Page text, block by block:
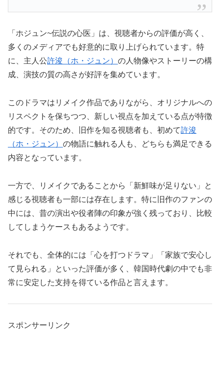
「ホジュン~伝説の心医」は、視聴者からの評価が高く、
多くのメディアでも好意的に取り上げられています。特
に、主人公許浚（ホ・ジュン） の人物像やストーリーの構
成、演技の質の高さが好評を集めています。
このドラマはリメイク作品でありながら、オリジナルへの
リスペクトを保ちつつ、新しい視点を加えている点が特徴
的です。そのため、旧作を知る視聴者も、初めて許浚
（ホ・ジュン） の物語に触れる人も、どちらも満足できる
内容となっています。
一方で、リメイクであることから「新鮮味が足りない」と
感じる視聴者も一部には存在します。特に旧作のファンの
中には、昔の演出や役者陣の印象が強く残っており、比較
してしまうケースもあるようです。
それでも、全体的には「心を打つドラマ」「家族で安心し
て見られる」といった評価が多く、韓国時代劇の中でも非
常に安定した支持を得ている作品と言えます。
スポンサーリンク